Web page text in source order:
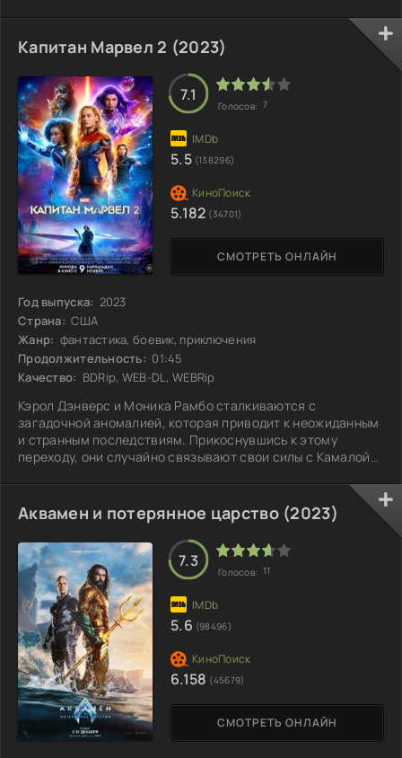
опасностей, где каждое новое испытание ставит под
сомнение их взгляды на мир. Межгалактические интриги
и сложные отношения между персонажами создают
напряженную атмосферу, заставляя их задуматься о
своем
Капитан Марвел 2 (2023)
Год выпуска: 2023
Страна: США
Жанр: фантастика, боевик, приключения
Продолжительность: 01:45
Качество: BDRip, WEB-DL, WEBRip
Кэрол Дэнверс и Моника Рамбо сталкиваются с
загадочной аномалией, которая приводит к неожиданным
и странным последствиям. Прикоснувшись к этому
переходу, они случайно связывают свои силы с Камалой
может перемещаться на место другой. Тем временем
лидер кри, активировав один из Квантовых наручей,
аналогичных Камалиным, пытается спасти свой мир от
уничтожения, похищая ресурсы с соседних планет. В
условиях надвигающегося хаоса Кэрол, Моника и
СМОТРЕТЬ ОНЛАЙН
7.1
Голосов: 7
5.5 (138296)
5.182 (34701)
Аквамен и потерянное царство (2023)
СМОТРЕТЬ ОНЛАЙН
7.3
Голосов: 11
5.6 (98496)
6.158 (45679)